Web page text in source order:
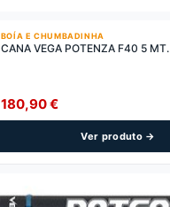
BOÍA E CHUMBADINHA
CANA VEGA POTENZA F40 5 MT.
180,90€
Ver produto →